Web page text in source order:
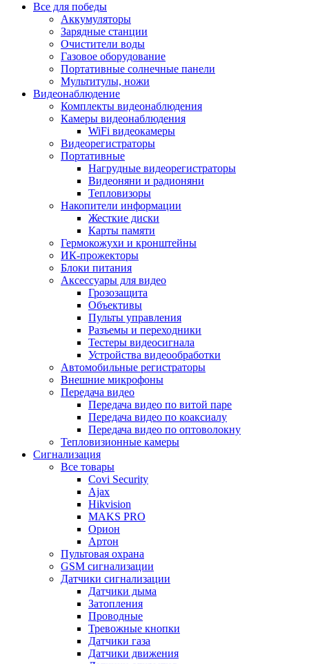
Все для победы
Аккумуляторы
Зарядные станции
Очистители воды
Газовое оборудование
Портативные солнечные панели
Мультитулы, ножи
Видеонаблюдение
Комплекты видеонаблюдения
Камеры видеонаблюдения
WiFi видеокамеры
Видеорегистраторы
Портативные
Нагрудные видеорегистраторы
Видеоняни и радионяни
Тепловизоры
Накопители информации
Жесткие диски
Карты памяти
Гермокожухи и кронштейны
ИК-прожекторы
Блоки питания
Аксессуары для видео
Грозозащита
Объективы
Пульты управления
Разъемы и переходники
Тестеры видеосигнала
Устройства видеообработки
Автомобильные регистраторы
Внешние микрофоны
Передача видео
Передача видео по витой паре
Передача видео по коаксиалу
Передача видео по оптоволокну
Тепловизионные камеры
Сигнализация
Все товары
Covi Security
Ajax
Hikvision
MAKS PRO
Орион
Артон
Пультовая охрана
GSM сигнализации
Датчики сигнализации
Датчики дыма
Затопления
Проводные
Тревожные кнопки
Датчики газа
Датчики движения